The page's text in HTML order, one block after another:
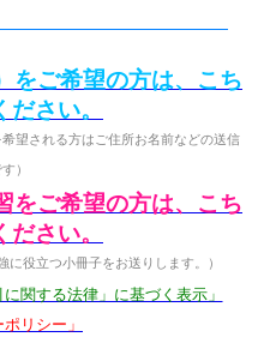
をご希望の方は、こち
さい。
望される方はご住所お名前などの送信
）
をご希望の方は、こち
さい。
に役立つ小冊子をお送りします。）
に関する法律」に基づく表示」
リシー」